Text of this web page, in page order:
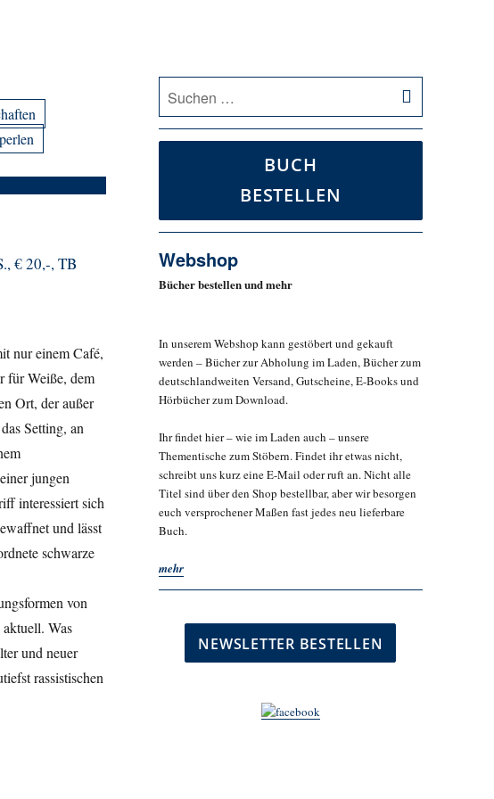
€ 20,-, TB
nur einem Café,
für Weiße, dem
Ort, der außer
Setting, an
jungen
interessiert sich
und lässt
schwarze
von
Was
und neuer
rassistischen
nach:
BUCH
BESTELLEN
Webshop
Bücher bestellen und mehr
In unserem Webshop kann gestöbert und gekauft
werden – Bücher zur Abholung im Laden, Bücher zum
deutschlandweiten Versand, Gutscheine, E-Books und
Hörbücher zum Download.
Ihr findet hier – wie im Laden auch – unsere
Thementische zum Stöbern. Findet ihr etwas nicht,
schreibt uns kurz eine E-Mail oder ruft an. Nicht alle
Titel sind über den Shop bestellbar, aber wir besorgen
euch versprochener Maßen fast jedes neu lieferbare
Buch.
mehr